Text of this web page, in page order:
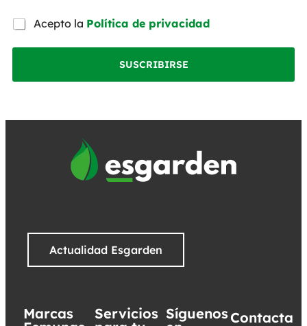
Acepto la Política de privacidad
SUSCRIBIRSE
Actualidad Esgarden
Marcas
Servicios SíguenosContacta